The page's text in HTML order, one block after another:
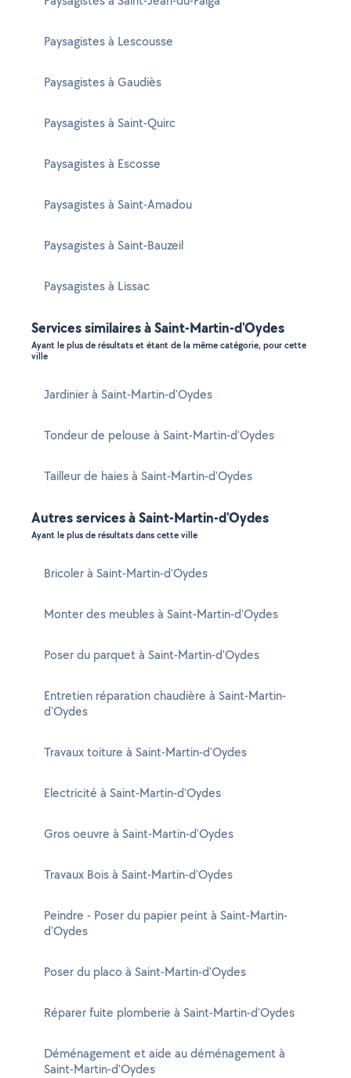
Paysagistes à Lescousse
Paysagistes à Gaudiès
Paysagistes à Saint-Quirc
Paysagistes à Escosse
Paysagistes à Saint-Amadou
Paysagistes à Saint-Bauzeil
Paysagistes à Lissac
Services similaires à Saint-Martin-d'Oydes
Ayant le plus de résultats et étant de la même catégorie, pour cette
ville
Jardinier à Saint-Martin-d'Oydes
Tondeur de pelouse à Saint-Martin-d'Oydes
Tailleur de haies à Saint-Martin-d'Oydes
Autres services à Saint-Martin-d'Oydes
Ayant le plus de résultats dans cette ville
Bricoler à Saint-Martin-d'Oydes
Monter des meubles à Saint-Martin-d'Oydes
Poser du parquet à Saint-Martin-d'Oydes
Entretien réparation chaudière à Saint-Martin-
d'Oydes
Travaux toiture à Saint-Martin-d'Oydes
Electricité à Saint-Martin-d'Oydes
Gros oeuvre à Saint-Martin-d'Oydes
Travaux Bois à Saint-Martin-d'Oydes
Peindre - Poser du papier peint à Saint-Martin-
d'Oydes
Poser du placo à Saint-Martin-d'Oydes
Réparer fuite plomberie à Saint-Martin-d'Oydes
Déménagement et aide au déménagement à
Saint-Martin-d'Oydes